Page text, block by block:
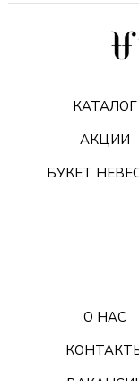
КАТАЛОГ
АКЦИИ
БУКЕТ
О НАС